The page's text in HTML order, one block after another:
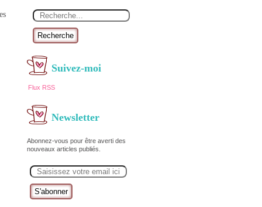
Recherche
Suivez-moi
Flux RSS
Newsletter
Abonnez-vous pour être averti des
nouveaux articles publiés.
m